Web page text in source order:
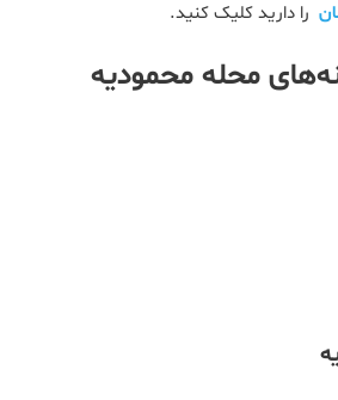
را دارید کلیک کنید.
محله محمودیه